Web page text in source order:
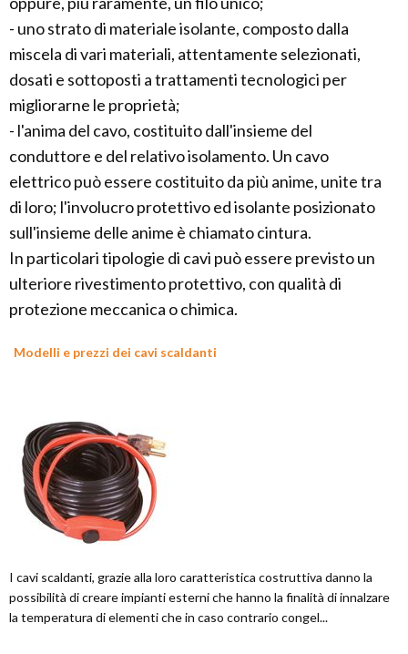
- uno strato di materiale isolante, composto dalla
miscela di vari materiali, attentamente selezionati,
dosati e sottoposti a trattamenti tecnologici per
migliorarne le proprietà;
- l'anima del cavo, costituito dall'insieme del
conduttore e del relativo isolamento. Un cavo
elettrico può essere costituito da più anime, unite tra
di loro; l'involucro protettivo ed isolante posizionato
sull'insieme delle anime è chiamato cintura.
In particolari tipologie di cavi può essere previsto un
ulteriore rivestimento protettivo, con qualità di
protezione meccanica o chimica.
Modelli e prezzi dei cavi scaldanti
I cavi scaldanti, grazie alla loro caratteristica costruttiva danno la
possibilità di creare impianti esterni che hanno la finalità di innalzare
la temperatura di elementi che in caso contrario congel...